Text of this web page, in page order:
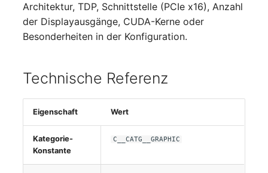
Switch Chassis
Systemdienst
Telefonanlage
Unterbrechungsfreie
Stromversorgung
Architektur, TDP, Schnittstelle (PCIe x16), Anzahl
der Displayausgänge, CUDA-Kerne oder
Besonderheiten in der Konfiguration.
Technische Referenz
Eigenschaft Wert
Kategorie-
Konstante
C__CATG__GRAPHIC